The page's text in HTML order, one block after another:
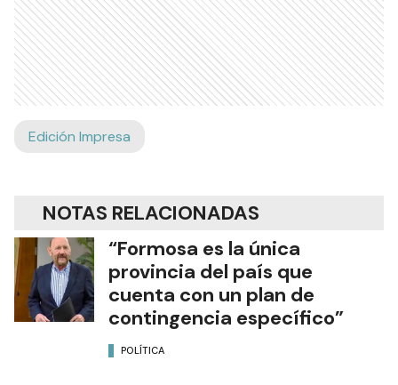
Edición Impresa
NOTAS RELACIONADAS
“Formosa es la única
provincia del país que
cuenta con un plan de
contingencia específico”
POLÍTICA